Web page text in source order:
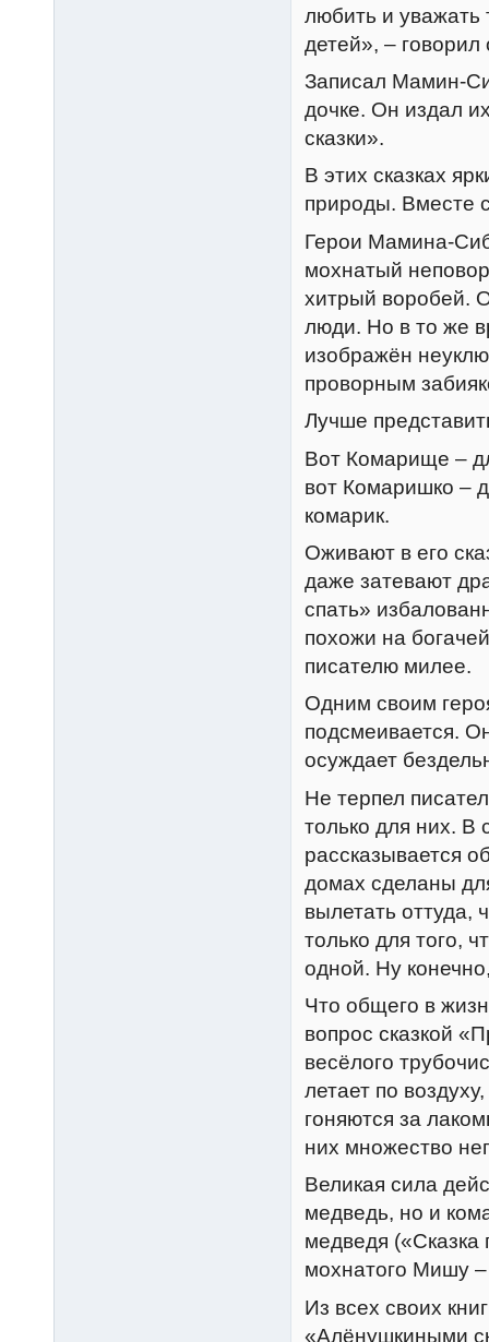
любить и уважать
детей», – говорил
Записал Мамин-
дочке. Он издал
сказки».
В этих сказках
природы. Вместе
Герои Мамина-
мохнатый
хитрый воробей.
люди. Но в то же
изображён
проворным
Лучше
Вот Комарище –
вот Комаришко –
комарик.
Оживают в его
даже затевают
спать»
похожи на
писателю милее.
Одним своим
подсмеивается.
осуждает
Не терпел
только для них. В
рассказывается
домах сделаны
вылетать оттуда,
только для того,
одной. Ну
Что общего в
вопрос сказкой
весёлого
летает по
гоняются за
них множество
Великая сила
медведь, но и
медведя
мохнатого Мишу –
Из всех своих
«Алёнушкиными